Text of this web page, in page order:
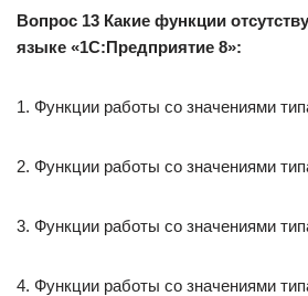
Вопрос 13 Какие функции
языке «1С:Предприятие 8»:
1. Функции работы со значениями
2. Функции работы со значениями
3. Функции работы со значениями
4. Функции работы со значениями